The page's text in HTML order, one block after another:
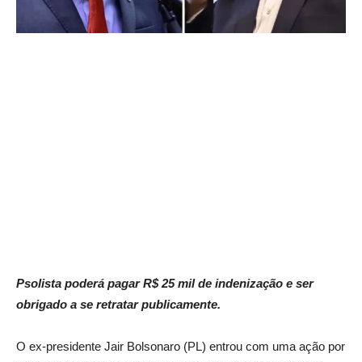
Psolista poderá pagar R$ 25 mil de indenização e ser
obrigado a se retratar publicamente.
O ex-presidente Jair Bolsonaro (PL) entrou com uma ação por